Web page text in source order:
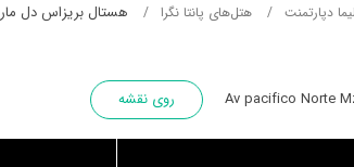
دپارتمنت هتل‌های پانتا نگرا هستال بریزاس دل مار
Av pacifico Norte روی نقشه